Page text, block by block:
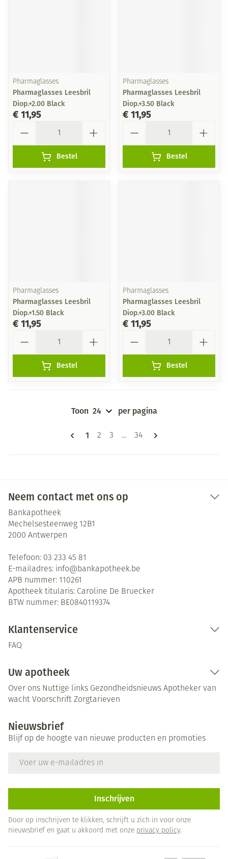
Pharmaglasses
Pharmaglasses Leesbril
Diop.+2.00 Black
€ 11,95
Bestel
Pharmaglasses
Pharmaglasses Leesbril
Diop.+3.50 Black
€ 11,95
Bestel
Pharmaglasses
Pharmaglasses Leesbril
Diop.+1.50 Black
€ 11,95
Bestel
Pharmaglasses
Pharmaglasses Leesbril
Diop.+3.00 Black
€ 11,95
Bestel
Pagina's
U lees momenteel pagina
1 Pagina
2 Pagina
3 ... Pagina
34
Toon per pagina
Neem contact met ons op
Bankapotheek
Mechelsesteenweg 12B1
2000 Antwerpen
Telefoon: 03 233 45 81
E-mailadres: info@bankapotheek.be
APB nummer: 110261
Apotheek titularis: Caroline De Bruecker
BTW nummer: BE0840119374
Klantenservice
FAQ
Uw apotheek
Over ons Nuttige links Gezondheidsnieuws Apotheker van
wacht Voorschrift Zorgtarieven
Nieuwsbrief
Blijf op de hoogte van nieuwe producten en promoties
Inschrijven
Door op inschrijven te klikken, schrijft u zich in voor onze
nieuwsbrief en gaat u akkoord met onze privacy policy.